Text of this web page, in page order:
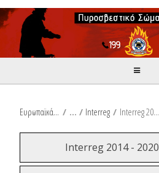
Ευρωπαϊκά & Αναπτυξιακά Προγράμματα / Interreg / Interreg 2021 - 2027
Interreg 2014 - 2020